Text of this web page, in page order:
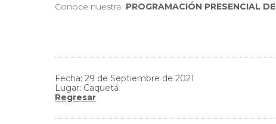
Conoce nuestra PROGRAMACIÓN PRESENCIAL
Fecha: 29 de Septiembre de 2021
Lugar: Caquetá
Regresar